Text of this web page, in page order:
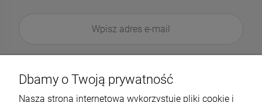
Dbamy o Twoją prywatność
Nasza strona internetowa wykorzystuje pliki cookie i